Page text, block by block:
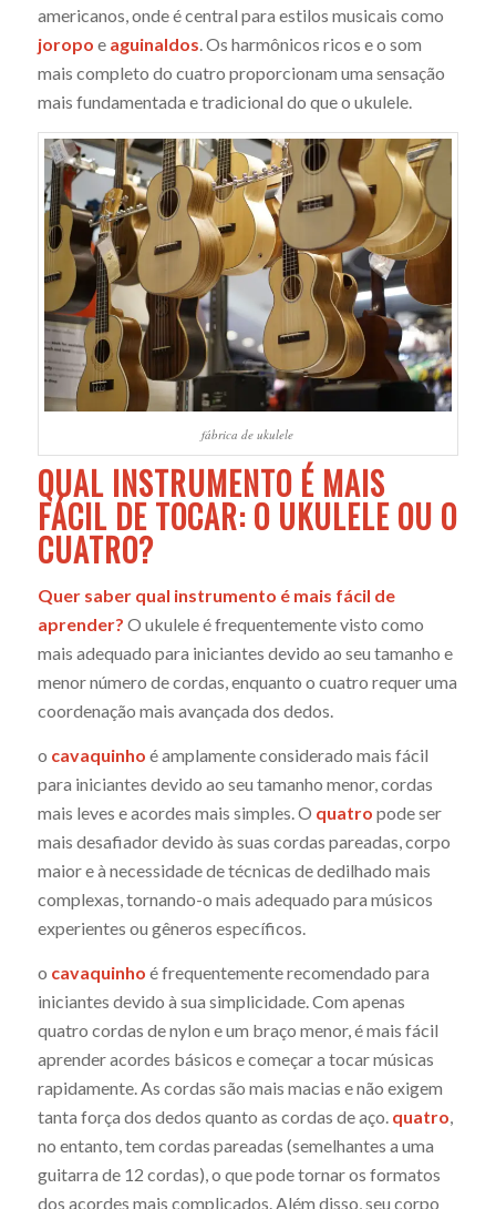
americanos, onde é central para estilos musicais como
joropo e aguinaldos. Os harmônicos ricos e o som
mais completo do cuatro proporcionam uma sensação
mais fundamentada e tradicional do que o ukulele.
fábrica de ukulele
QUAL INSTRUMENTO É MAIS
FÁCIL DE TOCAR: O UKULELE OU O
CUATRO?
Quer saber qual instrumento é mais fácil de
aprender? O ukulele é frequentemente visto como
mais adequado para iniciantes devido ao seu tamanho e
menor número de cordas, enquanto o cuatro requer uma
coordenação mais avançada dos dedos.
o cavaquinho é amplamente considerado mais fácil
para iniciantes devido ao seu tamanho menor, cordas
mais leves e acordes mais simples. O quatro pode ser
mais desafiador devido às suas cordas pareadas, corpo
maior e à necessidade de técnicas de dedilhado mais
complexas, tornando-o mais adequado para músicos
experientes ou gêneros específicos.
o cavaquinho é frequentemente recomendado para
iniciantes devido à sua simplicidade. Com apenas
quatro cordas de nylon e um braço menor, é mais fácil
aprender acordes básicos e começar a tocar músicas
rapidamente. As cordas são mais macias e não exigem
tanta força dos dedos quanto as cordas de aço. quatro
no entanto, tem cordas pareadas (semelhantes a uma
guitarra de 12 cordas), o que pode tornar os formatos
dos acordes mais complicados. Além disso, seu corpo